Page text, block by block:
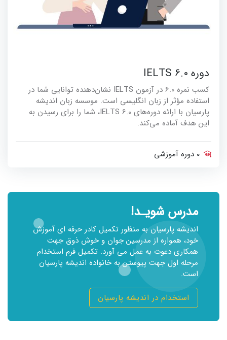
دوره IELTS 6.0
کسب نمره 6.0 در آزمون IELTS نشان‌دهنده توانایی شما در
استفاده مؤثر از زبان انگلیسی است. موسسه زبان اندیشه
پارسیان با ارائه دوره‌های IELTS 6.0، شما را برای رسیدن به
این هدف آماده می‌کند.
0 دوره آموزشی
مدرس شویـد!
اندیشه پارسیان به منظور تکمیل کادر حرفه ای آموزش
خود، همواره از مدرسین جوان و خوش ذوق جهت
همکاری دعوت به عمل می آورد. تکمیل فرم استخدام
مرحله اول جهت پیوستن به خانواده اندیشه پارسیان
است.
استخدام در اندیشه پارسیان